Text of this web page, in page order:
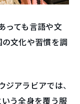
っても言語や文
文化や習慣を調
アラビアでは、
う全身を覆う服